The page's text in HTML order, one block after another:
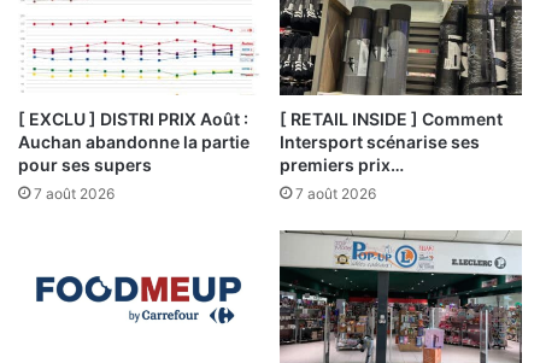
[ EXCLU ] DISTRI PRIX Août :
Auchan abandonne la partie
pour ses supers
7 août 2026
[ RETAIL INSIDE ] Comment
Intersport scénarise ses
premiers prix…
7 août 2026